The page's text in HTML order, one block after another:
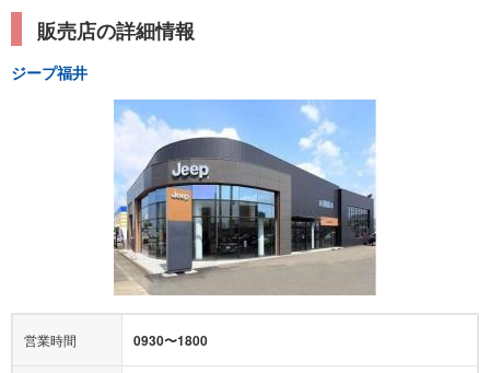
販売店の詳細情報
ジープ福井
営業時間 0930〜1800